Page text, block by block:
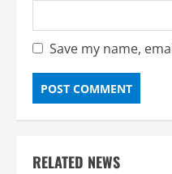
Save my name,
RELATED NEWS